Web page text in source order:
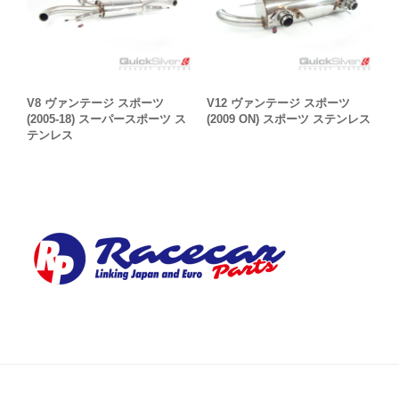
V8 ヴァンテージ スポーツ
(2005-18) スーパースポーツ ス
テンレス
V12 ヴァンテージ スポーツ
(2009 ON) スポーツ ステンレス